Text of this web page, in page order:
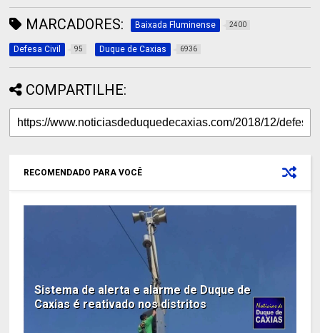
MARCADORES: Baixada Fluminense 2400
Defesa Civil 95 Duque de Caxias 6936
COMPARTILHE:
RECOMENDADO PARA VOCÊ
Sistema de alerta e alarme de Duque de
Caxias é reativado nos distritos